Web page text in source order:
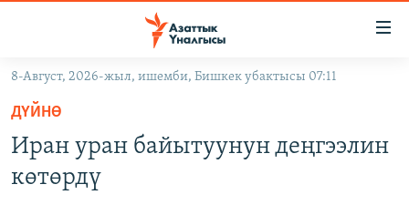
Навигацияга
өтүңүз
Издөөгө
салыңыз
ЖАҢЫЛЫКТАР
КЫРГЫЗСТАН
ДҮЙНӨ
УКРАИНА
8-Август, 2026-жыл, ишемби, Бишкек убактысы 07:11
ДҮЙНӨ
Иран уран байытуунун деңгээлин
көтөрдү